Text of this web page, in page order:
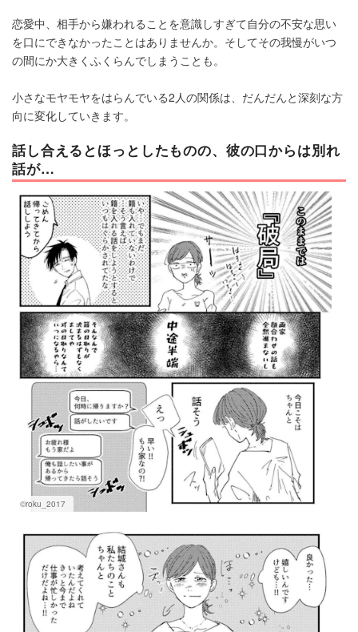
恋愛中、相手から嫌われることを意識しすぎて自分の不安な思い
を口にできなかったことはありませんか。そしてその我慢がいつ
の間にか大きくふくらんでしまうことも。
小さなモヤモヤをはらんでいる2人の関係は、だんだんと深刻な方
向に変化していきます。
話し合えるとほっとしたものの、彼の口からは別れ
話が…
©roku_2017